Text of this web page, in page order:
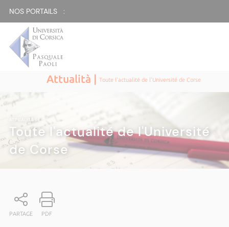
NOS PORTAILS :
Attualità |Toute l'actualité de l'Université de Corse
ATTUALITÀ|
Toute l'actualité de l'Université
de Corse
PARTAGE PDF